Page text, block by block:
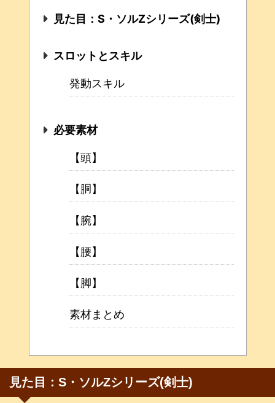
見た目：S・ソルZシリーズ(剣士)
スロットとスキル
発動スキル
必要素材
【頭】
【胴】
【腕】
【腰】
【脚】
素材まとめ
見た目：S・ソルZシリーズ(剣士)